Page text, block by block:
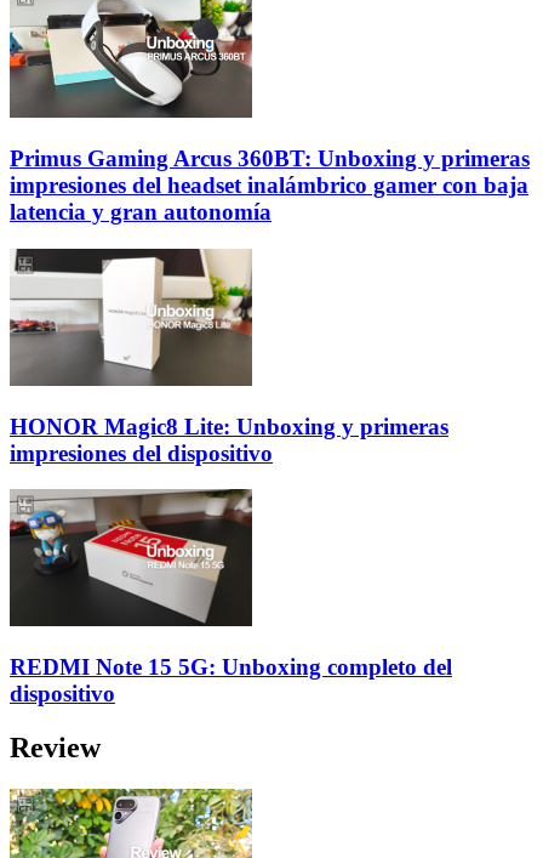
Primus Gaming Arcus 360BT: Unboxing y primeras
impresiones del headset inalámbrico gamer con baja
latencia y gran autonomía
HONOR Magic8 Lite: Unboxing y primeras
impresiones del dispositivo
REDMI Note 15 5G: Unboxing completo del
dispositivo
Review